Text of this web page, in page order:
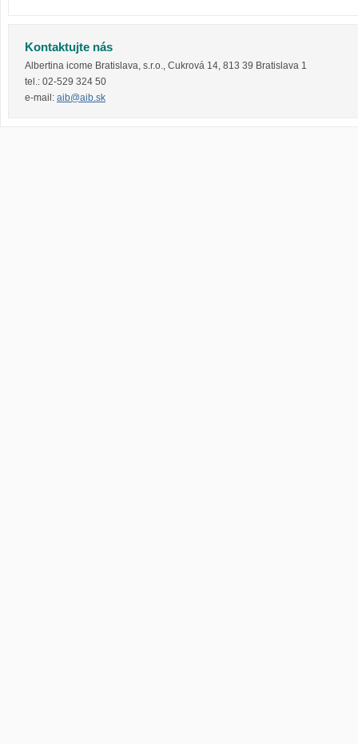
Kontaktujte nás
Albertina icome Bratislava, s.r.o., Cukrová 14, 813 39 Bratislava 1
tel.: 02-529 324 50
e-mail: aib@aib.sk